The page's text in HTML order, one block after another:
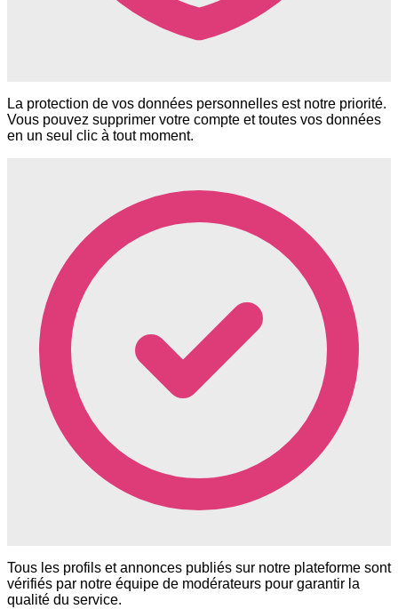
La protection de vos données personnelles est notre priorité.
Vous pouvez supprimer votre compte et toutes vos données
en un seul clic à tout moment.
Tous les profils et annonces publiés sur notre plateforme sont
vérifiés par notre équipe de modérateurs pour garantir la
qualité du service.